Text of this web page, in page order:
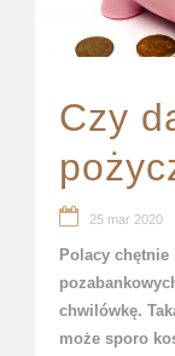
Czy
25 mar 2020
Polacy
chwilówkę.
może sporo